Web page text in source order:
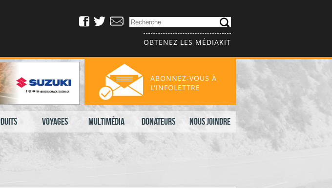
OBTENEZ LES MÉDIAKIT
Voyages Multimédia Donateurs Nous joindre
ABONNEZ-VOUS À
L'INFOLETTRE